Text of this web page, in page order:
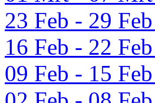
23 Feb - 29
16 Feb - 22
09 Feb - 15